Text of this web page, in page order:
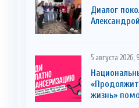
Диалог
5 августа 2026,
жизнь»